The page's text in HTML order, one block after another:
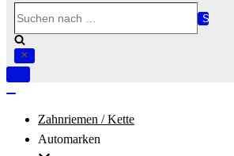
nach …
Navigation
Zahnriemen / Kette
Automarken